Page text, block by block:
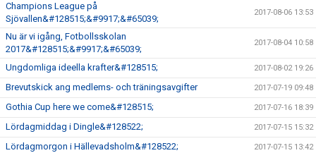
Champions League på
Sjövallen&#128515;&#9917;&#65039;
2017-08-06 13:53
Nu är vi igång, Fotbollsskolan
2017&#128515;&#9917;&#65039;
2017-08-04 10:58
Ungdomliga ideella krafter&#128515; 2017-08-02 19:26
Brevutskick ang medlems- och träningsavgifter 2017-07-19 09:48
Gothia Cup here we come&#128515; 2017-07-16 18:39
Lördagmiddag i Dingle&#128522; 2017-07-15 15:32
Lördagmorgon i Hällevadsholm&#128522; 2017-07-15 13:42